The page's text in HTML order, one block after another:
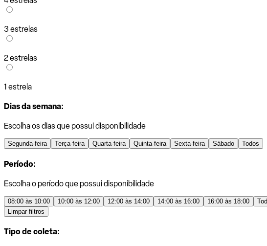
3 estrelas
2 estrelas
1 estrela
Dias da semana:
Escolha os dias que possui disponibilidade
Segunda-feira Terça-feira Quarta-feira Quinta-feira Sexta-feira Sábado Todos
Período:
Escolha o período que possui disponibilidade
08:00 às 10:00 10:00 às 12:00 12:00 às 14:00 14:00 às 16:00 16:00 às 18:00
Limpar filtros
Tipo de coleta: